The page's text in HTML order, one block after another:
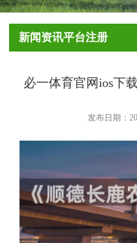
新闻资讯平台注册
必一体育官网ios下
发布日期：